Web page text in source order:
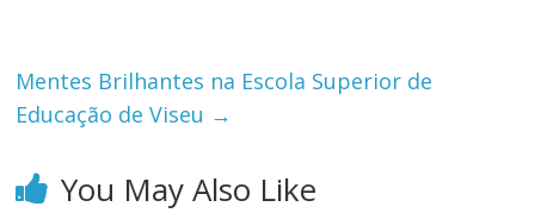
Mentes Brilhantes na Escola Superior de
Educação de Viseu →
You May Also Like